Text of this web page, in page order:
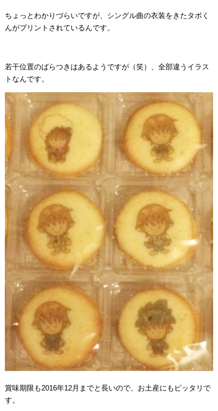
ちょっとわかりづらいですが、シングル曲の衣装をきたタボく
んがプリントされているんです。
若干位置のばらつきはあるようですが（笑）、全部違うイラス
トなんです。
賞味期限も2016年12月までと長いので、お土産にもピッタリで
す。